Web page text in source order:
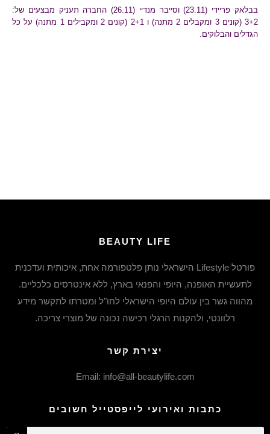
בבלאק פריידי (23.11) וסייבר מנדיי (26.11) החברה תעניק מבצעים של:
3+2 (קונים 3 ומקבלים 2 מתנה) ו 2+1 (קונים 2 ומקבילים 1 מתנה) על כל
הגדלים והבלוקים.
BEAUTY LIFE
פורטל Lifestyle הישראלי נותן פלטפורמה אחת, איכותית ועדכנית
לתעשיית האופנה, היופי והפנאי בארץ, ללא אינטרסים כלכליים.
מהווה גשר בין עולם היופי הישראלי לחו"ל ומטרתו לתקשר מידע
רלוונטי, ולהקנות הרגלי רכישה נכונה של מוצרי צריכה.
יצירת קשר
Email: info@all-beautylife.com
כתבות ואירועי לייפסטייל חשובים